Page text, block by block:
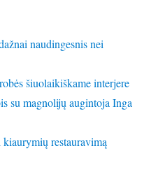
naudingesnis nei
šiuolaikiškame interjere
su magnolijų augintoja Inga
restauravimą